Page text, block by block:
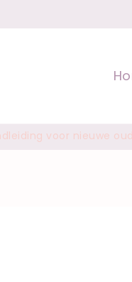
en
voor nieuwe